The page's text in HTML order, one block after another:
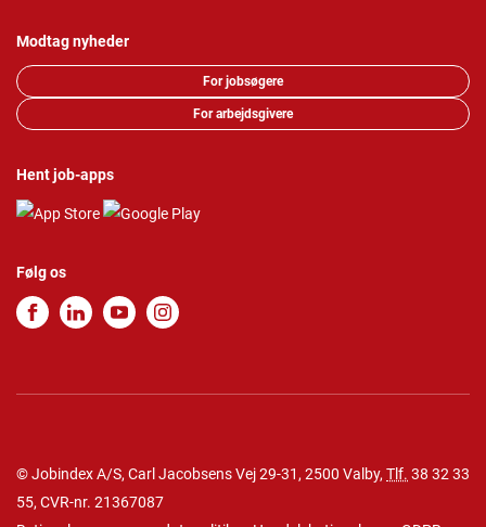
Modtag nyheder
For jobsøgere
For arbejdsgivere
Hent job-apps
Følg os
© Jobindex A/S, Carl Jacobsens Vej 29-31, 2500 Valby, Tlf. 38 32 33
55, CVR-nr. 21367087